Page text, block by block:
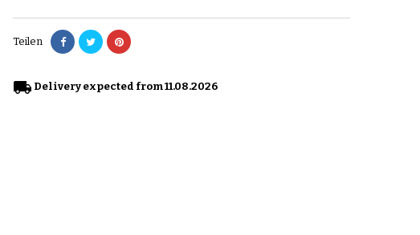
Teilen
local_shipping Delivery expected from 11.08.2026